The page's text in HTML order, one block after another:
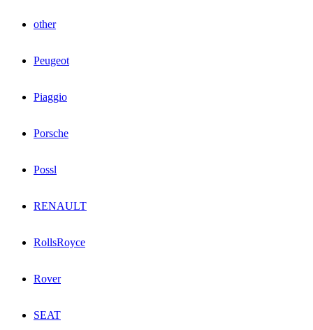
other
Peugeot
Piaggio
Porsche
Possl
RENAULT
RollsRoyce
Rover
SEAT